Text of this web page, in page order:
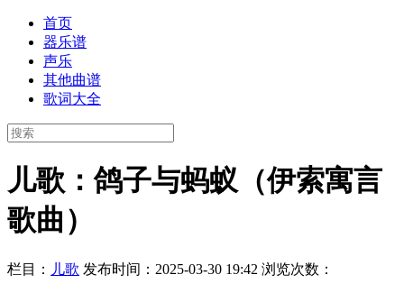
首页
器乐谱
声乐
其他曲谱
歌词大全
儿歌：鸽子与蚂蚁（伊索寓言
歌曲）
栏目： 儿歌 发布时间：2025-03-30 19:42 浏览次数：